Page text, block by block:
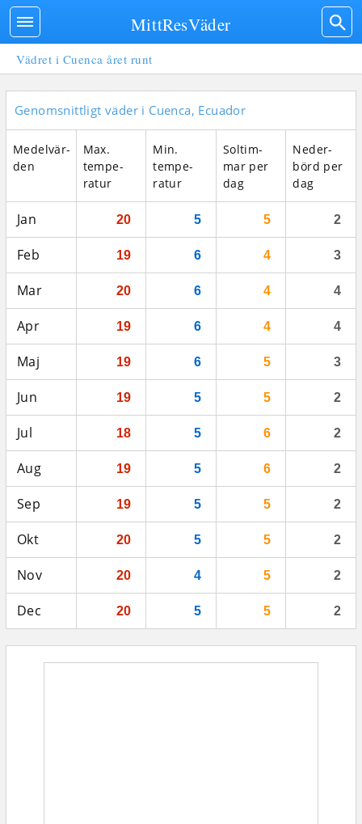
Vädret i Cuenca året runt
Genomsnittligt väder i Cuenca, Ecuador
Medel­vär­
den
Max.
tempe­
ratur
Min.
tempe­
ratur
Sol­tim­
mar per
dag
Neder­
börd per
dag
Jan 20 5 5 2
Feb 19 6 4 3
Mar 20 6 4 4
Apr 19 6 4 4
Maj 19 6 5 3
Jun 19 5 5 2
Jul 18 5 6 2
Aug 19 5 6 2
Sep 19 5 5 2
Okt 20 5 5 2
Nov 20 4 5 2
Dec 20 5 5 2
MittResVäder